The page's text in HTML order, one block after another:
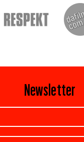
Newsletter